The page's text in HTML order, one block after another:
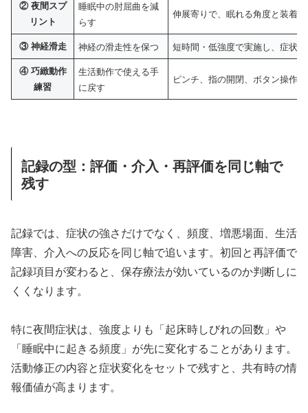
② 夜間スプ
リント
睡眠中の肘屈曲を減
らす
伸展寄りで、眠れる角度と装着
③ 神経滑走 神経の滑走性を保つ 短時間・低強度で実施し、症状
④ 巧緻動作
練習
生活動作で使える手
に戻す
ピンチ、指の開閉、ボタン操作
記録の型：評価・介入・再評価を同じ軸で
残す
記録では、症状の強さだけでなく、頻度、増悪場面、生活
障害、介入への反応を同じ軸で追います。初回と再評価で
記録項目が変わると、保存療法が効いているのか判断しに
くくなります。
特に夜間症状は、強度よりも「起床時しびれの回数」や
「睡眠中に起きる頻度」が先に変化することがあります。
活動修正の内容と症状変化をセットで残すと、共有時の情
報価値が高まります。